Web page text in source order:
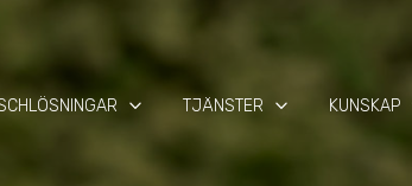
keyboard_arrow_down TJÄNSTER keyboard_arrow_down KUNSKAP